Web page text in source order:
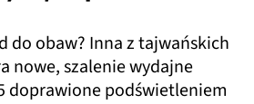
do obaw? Inna z tajwańskich
nowe, szalenie wydajne
doprawione podświetleniem